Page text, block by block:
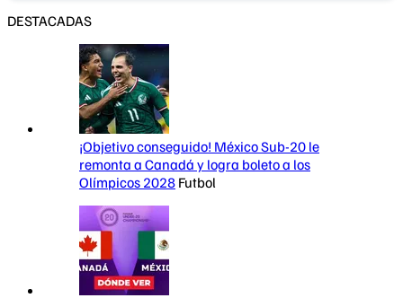
DESTACADAS
¡Objetivo conseguido! México Sub-20 le
remonta a Canadá y logra boleto a los
Olímpicos 2028 Futbol